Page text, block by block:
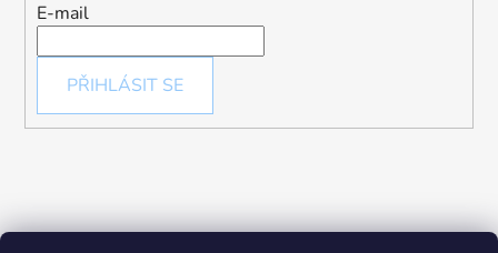
E-mail
PŘIHLÁSIT SE